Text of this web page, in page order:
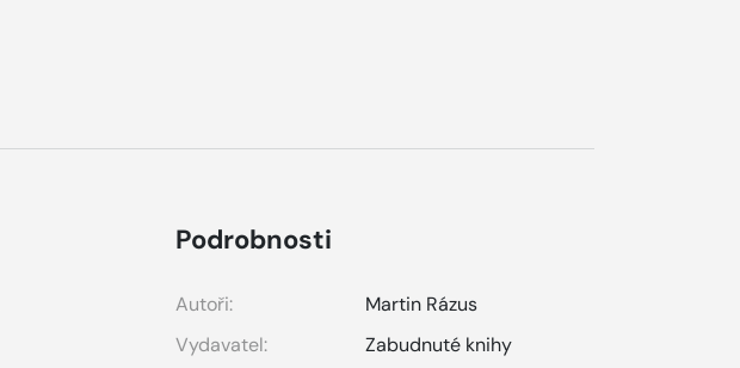
Podrobnosti
Autoři:
Martin Rázus
Vydavatel:
Zabudnuté knihy